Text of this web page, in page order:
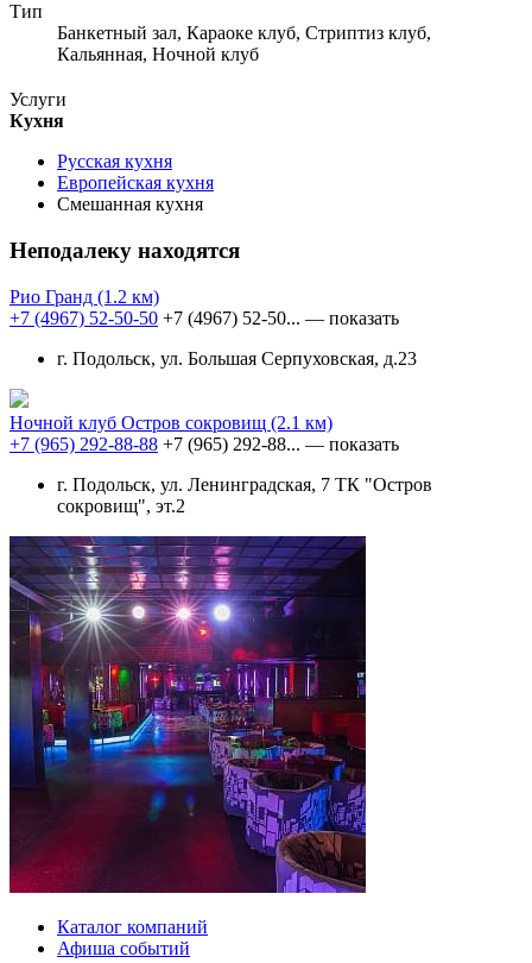
Тип
Банкетный зал, Караоке клуб, Стриптиз клуб,
Кальянная, Ночной клуб
Услуги
Кухня
Русская кухня
Европейская кухня
Смешанная кухня
Неподалеку находятся
Рио Гранд (1.2 км)
+7 (4967) 52-50-50 +7 (4967) 52-50... — показать
г. Подольск, ул. Большая Серпуховская, д.23
Ночной клуб Остров сокровищ (2.1 км)
+7 (965) 292-88-88 +7 (965) 292-88... — показать
г. Подольск, ул. Ленинградская, 7 ТК "Остров
сокровищ", эт.2
Каталог компаний
Афиша событий